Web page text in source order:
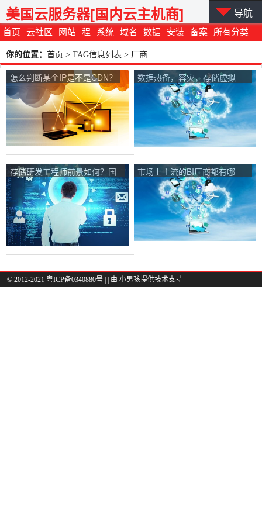
首页 云社区 网站 程 系统 域名 数据 安装 备案 所有分类
美国云服务器[国内云主机商] 导航
你的位置： 首页 > TAG信息列表 > 厂商
怎么判断某个IP是不是CDN？
数据热备，容灾，存储虚拟
化。都是用的什么产品？
存储研发工程师前景如何？国
内口碑较好的存储厂商有哪
些？
市场上主流的BI厂商都有哪
© 2012-2021 粤ICP备0340880号 | | 由 小男孩提供技术支持